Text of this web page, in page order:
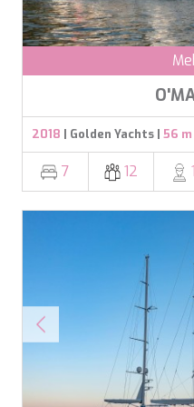
2018 | Golden Yachts | 56 m
7 12
NAVILUX
NEW YORK
NIGHTFLOWER
NOCTURNO
NOOR II
NORTHERN ESCAPE
O'MATHILDE
PAMPERO
PANDION PEARL
PAREAKKI